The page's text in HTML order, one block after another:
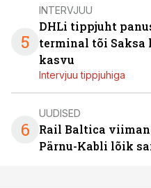
5
INTERVJUU
DHLi tippjuht
terminal tõi
kasvu
Intervjuu tippjuhiga
6
UUDISED
Rail Baltica
Pärnu-Kabli lõik